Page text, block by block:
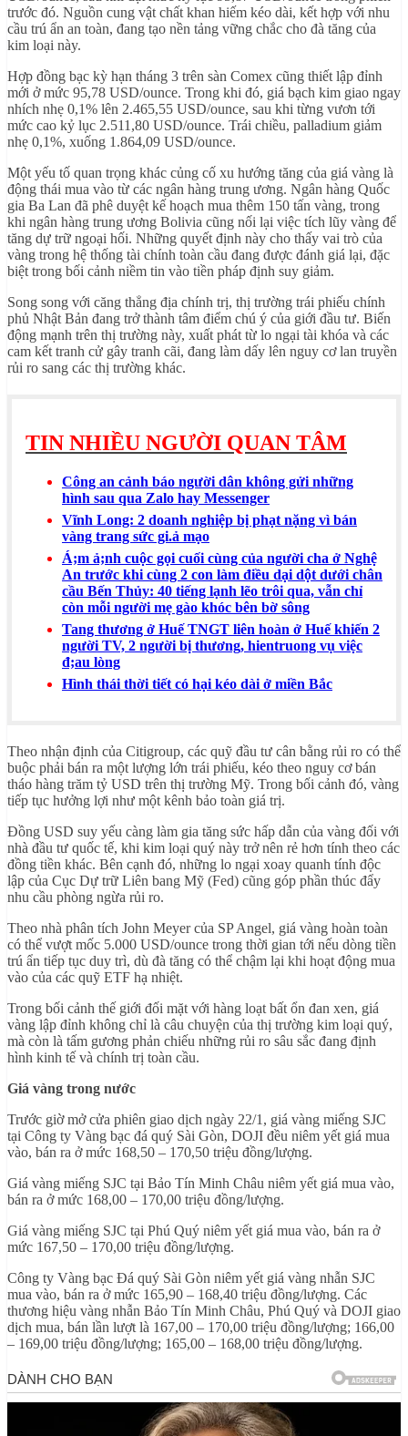
trước đó. Nguồn cung vật chất khan hiếm kéo dài, kết hợp với nhu
cầu trú ẩn an toàn, đang tạo nền tảng vững chắc cho đà tăng của
kim loại này.
Hợp đồng bạc kỳ hạn tháng 3 trên sàn Comex cũng thiết lập đỉnh
mới ở mức 95,78 USD/ounce. Trong khi đó, giá bạch kim giao ngay
nhích nhẹ 0,1% lên 2.465,55 USD/ounce, sau khi từng vươn tới
mức cao kỷ lục 2.511,80 USD/ounce. Trái chiều, palladium giảm
nhẹ 0,1%, xuống 1.864,09 USD/ounce.
Một yếu tố quan trọng khác củng cố xu hướng tăng của giá vàng là
động thái mua vào từ các ngân hàng trung ương. Ngân hàng Quốc
gia Ba Lan đã phê duyệt kế hoạch mua thêm 150 tấn vàng, trong
khi ngân hàng trung ương Bolivia cũng nối lại việc tích lũy vàng để
tăng dự trữ ngoại hối. Những quyết định này cho thấy vai trò của
vàng trong hệ thống tài chính toàn cầu đang được đánh giá lại, đặc
biệt trong bối cảnh niềm tin vào tiền pháp định suy giảm.
Song song với căng thẳng địa chính trị, thị trường trái phiếu chính
phủ Nhật Bản đang trở thành tâm điểm chú ý của giới đầu tư. Biến
động mạnh trên thị trường này, xuất phát từ lo ngại tài khóa và các
cam kết tranh cử gây tranh cãi, đang làm dấy lên nguy cơ lan truyền
rủi ro sang các thị trường khác.
TIN NHIỀU NGƯỜI QUAN TÂM
Công an cảnh báo người dân không gửi những
hình sau qua Zalo hay Messenger
Vĩnh Long: 2 doanh nghiệp bị phạt nặng vì bán
vàng trang sức gi.ả mạo
Á;m ả;nh cuộc gọi cuối cùng của người cha ở Nghệ
An trước khi cùng 2 con làm điều dại dột dưới chân
cầu Bến Thủy: 40 tiếng lạnh lẽo trôi qua, vẫn chỉ
còn mỗi người mẹ gào khóc bên bờ sông
Tang thương ở Huế TNGT liên hoàn ở Huế khiến 2
người TV, 2 người bị thương, hientruong vụ việc
đ;au lòng
Hình thái thời tiết có hại kéo dài ở miền Bắc
Theo nhận định của Citigroup, các quỹ đầu tư cân bằng rủi ro có thể
buộc phải bán ra một lượng lớn trái phiếu, kéo theo nguy cơ bán
tháo hàng trăm tỷ USD trên thị trường Mỹ. Trong bối cảnh đó, vàng
tiếp tục hưởng lợi như một kênh bảo toàn giá trị.
Đồng USD suy yếu càng làm gia tăng sức hấp dẫn của vàng đối với
nhà đầu tư quốc tế, khi kim loại quý này trở nên rẻ hơn tính theo các
đồng tiền khác. Bên cạnh đó, những lo ngại xoay quanh tính độc
lập của Cục Dự trữ Liên bang Mỹ (Fed) cũng góp phần thúc đẩy
nhu cầu phòng ngừa rủi ro.
Theo nhà phân tích John Meyer của SP Angel, giá vàng hoàn toàn
có thể vượt mốc 5.000 USD/ounce trong thời gian tới nếu dòng tiền
trú ẩn tiếp tục duy trì, dù đà tăng có thể chậm lại khi hoạt động mua
vào của các quỹ ETF hạ nhiệt.
Trong bối cảnh thế giới đối mặt với hàng loạt bất ổn đan xen, giá
vàng lập đỉnh không chỉ là câu chuyện của thị trường kim loại quý,
mà còn là tấm gương phản chiếu những rủi ro sâu sắc đang định
hình kinh tế và chính trị toàn cầu.
Giá vàng trong nước
Trước giờ mở cửa phiên giao dịch ngày 22/1, giá vàng miếng SJC
tại Công ty Vàng bạc đá quý Sài Gòn, DOJI đều niêm yết giá mua
vào, bán ra ở mức 168,50 – 170,50 triệu đồng/lượng.
Giá vàng miếng SJC tại Bảo Tín Minh Châu niêm yết giá mua vào,
bán ra ở mức 168,00 – 170,00 triệu đồng/lượng.
Giá vàng miếng SJC tại Phú Quý niêm yết giá mua vào, bán ra ở
mức 167,50 – 170,00 triệu đồng/lượng.
Công ty Vàng bạc Đá quý Sài Gòn niêm yết giá vàng nhẫn SJC
mua vào, bán ra ở mức 165,90 – 168,40 triệu đồng/lượng. Các
thương hiệu vàng nhẫn Bảo Tín Minh Châu, Phú Quý và DOJI giao
dịch mua, bán lần lượt là 167,00 – 170,00 triệu đồng/lượng; 166,00
– 169,00 triệu đồng/lượng; 165,00 – 168,00 triệu đồng/lượng.